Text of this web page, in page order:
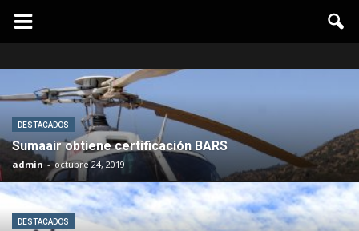
DESTACADOS
Sumaair obtiene certificación BARS
admin - octubre 24, 2019
DESTACADOS